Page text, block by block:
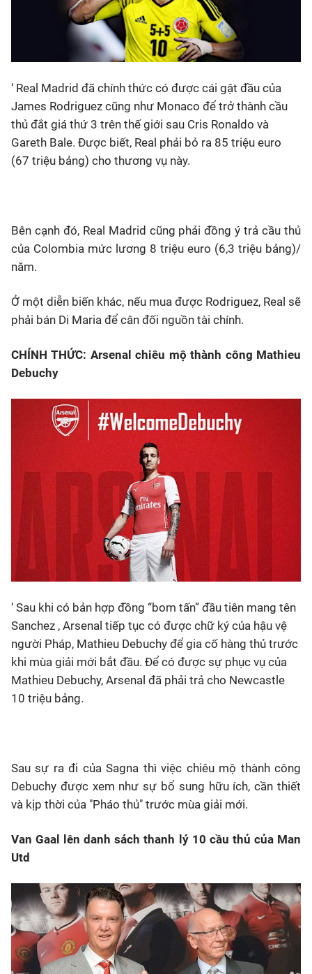
‘ Real Madrid đã chính thức có được cái gật đầu của
James Rodriguez cũng như Monaco để trở thành cầu
thủ đắt giá thứ 3 trên thế giới sau Cris Ronaldo và
Gareth Bale. Được biết, Real phải bỏ ra 85 triệu euro
(67 triệu bảng) cho thương vụ này.
Bên cạnh đó, Real Madrid cũng phải đồng ý trả cầu thủ
của Colombia mức lương 8 triệu euro (6,3 triệu bảng)/
năm.
Ở một diễn biến khác, nếu mua được Rodriguez, Real sẽ
phải bán Di Maria để cân đối nguồn tài chính.
CHÍNH THỨC: Arsenal chiêu mộ thành công Mathieu
Debuchy
‘ Sau khi có bản hợp đồng “bom tấn” đầu tiên mang tên
Sanchez , Arsenal tiếp tục có được chữ ký của hậu vệ
người Pháp, Mathieu Debuchy để gia cố hàng thủ trước
khi mùa giải mới bắt đầu. Để có được sự phục vụ của
Mathieu Debuchy, Arsenal đã phải trả cho Newcastle
10 triệu bảng.
Sau sự ra đi của Sagna thì việc chiêu mộ thành công
Debuchy được xem như sự bổ sung hữu ích, cần thiết
và kịp thời của "Pháo thủ" trước mùa giải mới.
Van Gaal lên danh sách thanh lý 10 cầu thủ của Man
Utd